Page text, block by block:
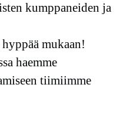
kumppaneiden ja
mukaan!
haemme
tiimiimme